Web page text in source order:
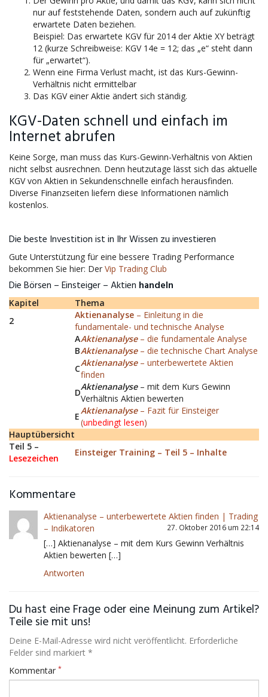
nur auf feststehende Daten, sondern auch auf zukünftig
erwartete Daten beziehen.
Beispiel: Das erwartete KGV für 2014 der Aktie XY beträgt
12 (kurze Schreibweise: KGV 14e = 12; das „e“ steht dann
für „erwartet“).
Wenn eine Firma Verlust macht, ist das Kurs-Gewinn-
Verhältnis nicht ermittelbar
Das KGV einer Aktie ändert sich ständig.
KGV-Daten schnell und einfach im
Internet abrufen
Keine Sorge, man muss das Kurs-Gewinn-Verhältnis von Aktien
nicht selbst ausrechnen. Denn heutzutage lässt sich das aktuelle
KGV von Aktien in Sekundenschnelle einfach herausfinden.
Diverse Finanzseiten liefern diese Informationen nämlich
kostenlos.
Die beste Investition ist in Ihr Wissen zu investieren
Gute Unterstützung für eine bessere Trading Performance
bekommen Sie hier: Der Vip Trading Club
Die Börsen – Einsteiger – Aktien handeln
Kapitel
Thema
2
Aktienanalyse – Einleitung in die
fundamentale- und technische Analyse
AAktienanalyse– die fundamentale Analyse
BAktienanalyse– die technische Chart Analyse
C
Aktienanalyse– unterbewertete Aktien
finden
D
Aktienanalyse– mit dem Kurs Gewinn
Verhältnis Aktien bewerten
E
Aktienanalyse– Fazit für Einsteiger
(unbedingt lesen)
Hauptübersicht
Teil 5 –
Lesezeichen
Einsteiger Training – Teil 5 – Inhalte
Kommentare
Aktienanalyse – unterbewertete Aktien finden | Trading
– Indikatoren
27. Oktober 2016 um 22:14
[…] Aktienanalyse – mit dem Kurs Gewinn Verhältnis
Aktien bewerten […]
Antworten
Du hast eine Frage oder eine Meinung zum Artikel?
Teile sie mit uns!
Deine E-Mail-Adresse wird nicht veröffentlicht. Erforderliche
Felder sind markiert *
Kommentar *